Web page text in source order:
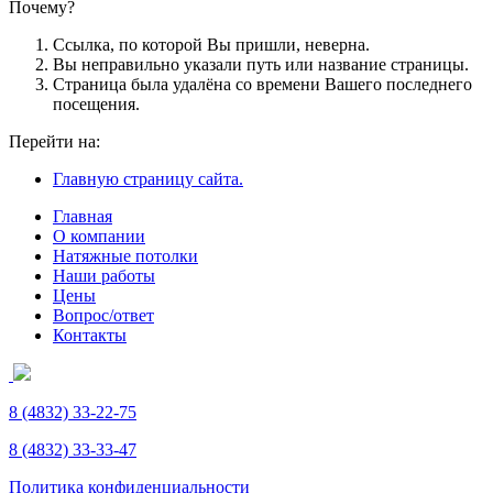
Почему?
Ссылка, по которой Вы пришли, неверна.
Вы неправильно указали путь или название страницы.
Страница была удалёна со времени Вашего последнего
посещения.
Перейти на:
Главную страницу сайта.
Главная
О компании
Натяжные потолки
Наши работы
Цены
Вопрос/ответ
Контакты
8 (4832) 33-22-75
8 (4832) 33-33-47
Политика конфиденциальности